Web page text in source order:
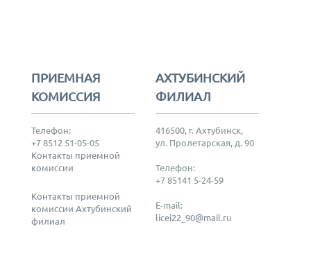
ПРИЕМНАЯ
КОМИССИЯ
Телефон:
+7 8512 51-05-05
Контакты приемной
комиссии
Контакты приемной
комиссии Ахтубинский
филиал
АХТУБИНСКИЙ
ФИЛИАЛ
416500, г. Ахтубинск,
ул. Пролетарская, д. 90
Телефон:
+7 85141 5-24-59
E-mail:
licei22_90@mail.ru